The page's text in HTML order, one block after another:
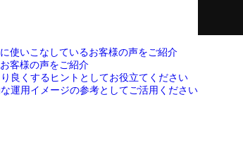
使いこなしているお客様の声をご紹介
客様の声をご紹介
良くするヒントとしてお役立てください
運用イメージの参考としてご活用ください